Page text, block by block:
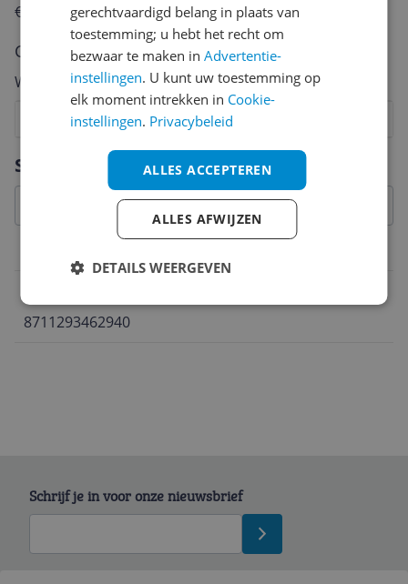
Specificaties
8711293462940
€250,-!
Klik hier voor de actievoorwaarden.
Cijfer
Welk cijfer geef jij dit product?
6
5
4
3
2
Vraag 1 van 4
Schrijf je in voor onze nieuwsbrief
gerechtvaardigd belang in plaats van
toestemming; u hebt het recht om
bezwaar te maken inAdvertentie-
instellingen. U kunt uw toestemming op
elk moment intrekken in Cookie-
instellingen. Privacybeleid
ALLES ACCEPTEREN
ALLES AFWIJZEN
DETAILS WEERGEVEN